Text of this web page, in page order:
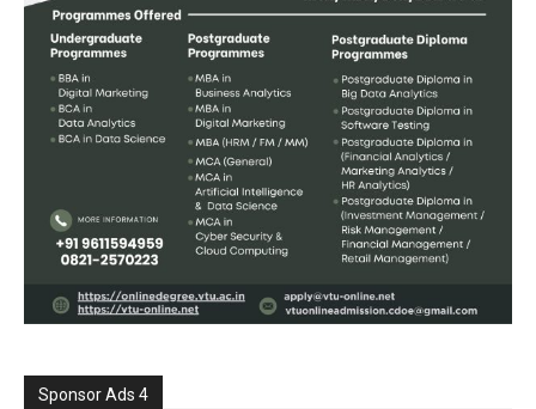
Sponsor Ads 4